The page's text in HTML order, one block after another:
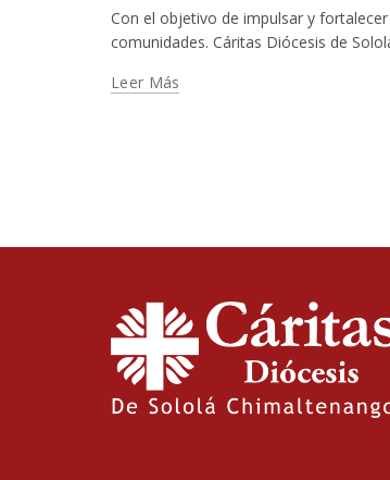
Con el objetivo de impulsar y
comunidades. Cáritas Diócesis de
Leer Más